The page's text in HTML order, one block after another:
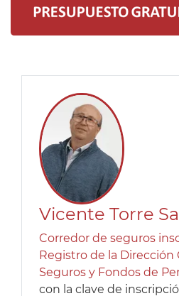
Vicente Torre
Corredor de seguros
Registro de la Dirección
Seguros y Fondos de
con la clave de